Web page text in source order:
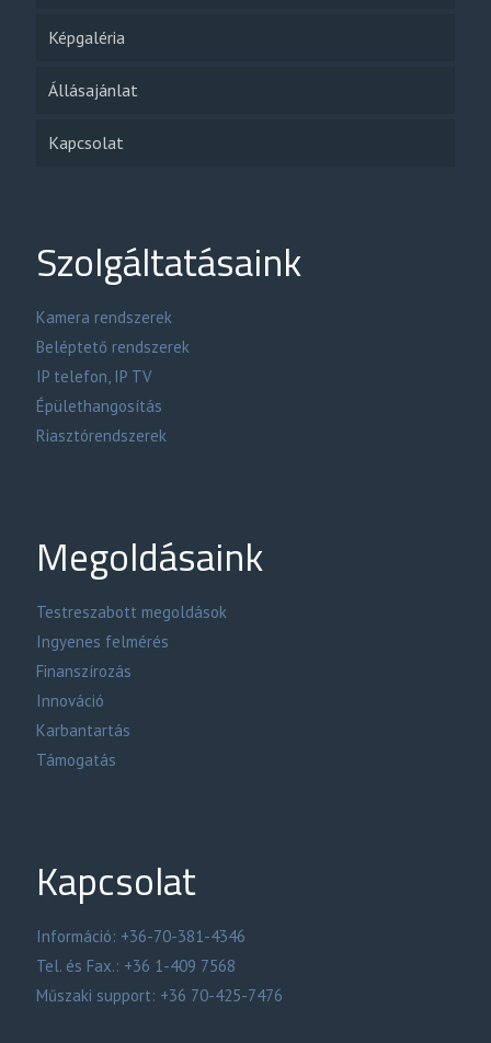
Képgaléria
Állásajánlat
Kapcsolat
Szolgáltatásaink
Kamera rendszerek
Beléptető rendszerek
IP telefon, IP TV
Épülethangosítás
Riasztórendszerek
Megoldásaink
Testreszabott megoldások
Ingyenes felmérés
Finanszírozás
Innováció
Karbantartás
Támogatás
Kapcsolat
Információ: +36-70-381-4346
Tel. és Fax.: +36 1-409 7568
Műszaki support: +36 70-425-7476